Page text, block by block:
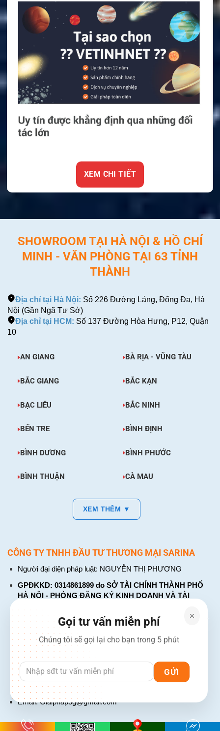
XEM CHI TIẾT
SHOWROOM TẠI HÀ NỘI & HỒ CHÍ
MINH - VĂN PHÒNG TẠI 63 TỈNH
THÀNH
Địa chỉ tại Hà Nội: Số 226 Đường Láng, Đống Đa, Hà
Nội (Gần Ngã Tư Sở)
Địa chỉ tại HCM: Số 137 Đường Hòa Hưng, P12, Quận
10
AN GIANG BÀ RỊA - VŨNG TÀU
BẮC GIANG BẮC KẠN
BẠC LIÊU BẮC NINH
BẾN TRE BÌNH ĐỊNH
BÌNH DƯƠNG BÌNH PHƯỚC
BÌNH THUẬN CÀ MAU
XEM THÊM ▼
CÔNG TY TNHH ĐẦU TƯ THƯƠNG MẠI SARINA
Người đại diện pháp luật: NGUYỄN THỊ PHƯƠNG
GPĐKKD: 0314861899 do SỞ TÀI CHÍNH THÀNH PHỐ
HÀ NỘI - PHÒNG ĐĂNG KÝ KINH DOANH VÀ TÀI
CHÍNH DOANH NGHIỆP cấp. Đăng ký lần đầu: ngày 26
tháng 01 năm 2018. Đăng ký thay đổi lần thứ: 4, ngày 31
tháng 03 năm 2026
226 Đường Láng, Đống Đa, Hà Nội
137 Đường Hòa Hưng, Phường 12, Quận 10, TP. Hồ Chí
Minh
Hotline: 1900 2106 - 0386 001 001
Email:Giaiphap3g@gmail.com
Gọi tư vấn miễn phí
Chúng tôi sẽ gọi lại cho bạn trong 5 phút